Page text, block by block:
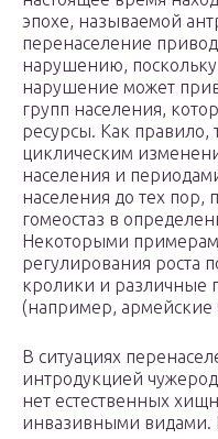
эпохе, называемой
перенаселение
нарушению,
нарушение может
групп населения,
ресурсы. Как
циклическим
населения и
населения до тех пор,
гомеостаз в
Некоторыми
регулирования роста
кролики и различные
(например, армейские
В ситуациях
интродукцией
нет естественных
инвазивными видами.